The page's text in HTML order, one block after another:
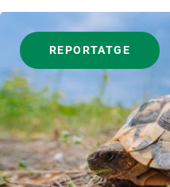
REPORTATGE